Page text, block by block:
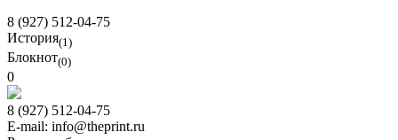
8 (927) 512-04-75
История(1)
Блокнот(0)
0
8 (927) 512-04-75
E-mail: info@theprint.ru